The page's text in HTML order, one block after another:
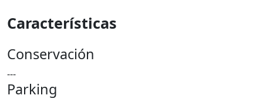
Características
Conservación
---
Parking